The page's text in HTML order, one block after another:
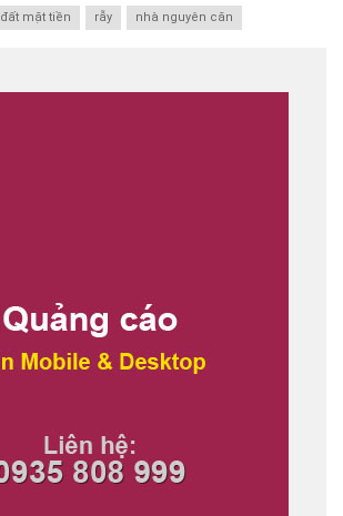
đất mặt tiền rẫy nhà nguyên căn